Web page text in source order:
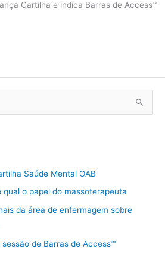
Cartilha e indica Barras de Access™
Saúde Mental OAB
qual o papel do massoterapeuta
da área de enfermagem sobre
de Barras de Access™